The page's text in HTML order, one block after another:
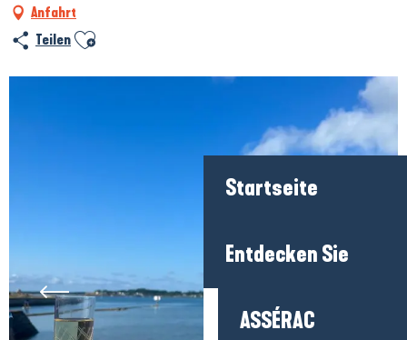
Startseite
Entdecken Sie
ASSÉRAC
Anfahrt
Teilen Ajouter aux favoris